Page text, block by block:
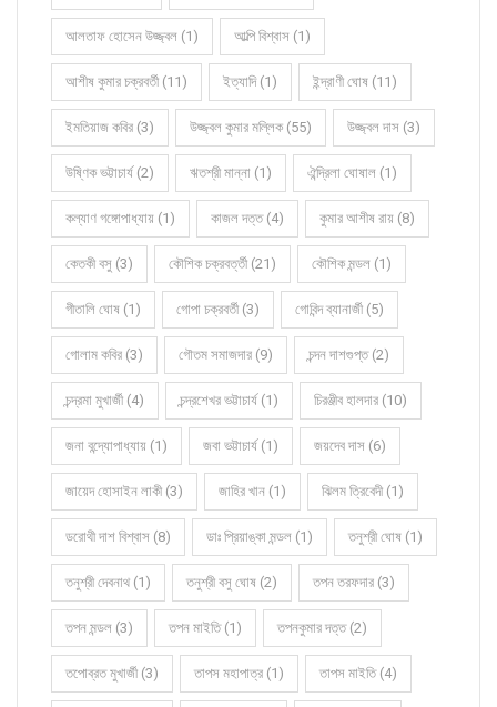
আলতাফ হোসেন উজ্জ্বল (1) আল্পি বিশ্বাস (1)
আশীষ কুমার চক্রবর্তী (11) ইত্যাদি (1) ইন্দ্রাণী ঘোষ (11)
ইমতিয়াজ কবির (3) উজ্জ্বল কুমার মল্লিক (55) উজ্জ্বল দাস (3)
উষ্ণিক ভট্টাচার্য (2) ঋতশ্রী মান্না (1) ঐন্দ্রিলা ঘোষাল (1)
কল্যাণ গঙ্গোপাধ্যায় (1) কাজল দত্ত (4) কুমার আশীষ রায় (8)
কেতকী বসু (3) কৌশিক চক্রবর্ত্তী (21) কৌশিক মন্ডল (1)
গীতালি ঘোষ (1) গোপা চক্রবর্তী (3) গোবিন্দ ব্যানার্জী (5)
গোলাম কবির (3) গৌতম সমাজদার (9) চন্দন দাশগুপ্ত (2)
চন্দ্রমা মুখার্জী (4) চন্দ্রশেখর ভট্টাচার্য (1) চিরঞ্জীব হালদার (10)
জনা বন্দ্যোপাধ্যায় (1) জবা ভট্টাচার্য (1) জয়দেব দাস (6)
জায়েদ হোসাইন লাকী (3) জাহির খান (1) ঝিলম ত্রিবেদী (1)
ডরোথী দাশ বিশ্বাস (8) ডাঃ প্রিয়াঙ্কা মন্ডল (1) তনুশ্রী ঘোষ (1)
তনুশ্রী দেবনাথ (1) তনুশ্রী বসু ঘোষ (2) তপন তরফদার (3)
তপন মন্ডল (3) তপন মাইতি (1) তপনকুমার দত্ত (2)
তপোব্রত মুখার্জী (3) তাপস মহাপাত্র (1) তাপস মাইতি (4)